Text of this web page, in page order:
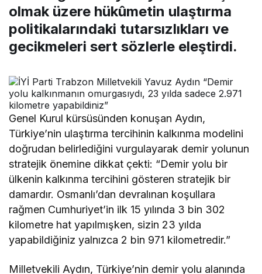
olmak üzere hükûmetin ulaştırma
politikalarındaki tutarsızlıkları ve
gecikmeleri sert sözlerle eleştirdi.
Genel Kurul kürsüsünden konuşan Aydın,
Türkiye’nin ulaştırma tercihinin kalkınma modelini
doğrudan belirlediğini vurgulayarak demir yolunun
stratejik önemine dikkat çekti: “Demir yolu bir
ülkenin kalkınma tercihini gösteren stratejik bir
damardır. Osmanlı’dan devralınan koşullara
rağmen Cumhuriyet’in ilk 15 yılında 3 bin 302
kilometre hat yapılmışken, sizin 23 yılda
yapabildiğiniz yalnızca 2 bin 971 kilometredir.”
Milletvekili Aydın, Türkiye’nin demir yolu alanında